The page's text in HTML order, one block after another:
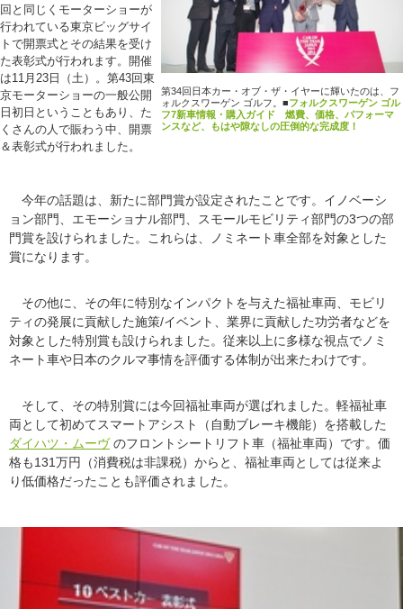
第34回日本カー・オブ・ザ・イヤーに輝いたのは、フ
ォルクスワーゲン ゴルフ。■フォルクスワーゲン ゴル
フ7新車情報・購入ガイド 燃費、価格、パフォーマ
ンスなど、もはや隙なしの圧倒的な完成度！
回と同じくモーターショーが
行われている東京ビッグサイ
トで開票式とその結果を受け
た表彰式が行われます。開催
は11月23日（土）。第43回東
京モーターショーの一般公開
日初日ということもあり、た
くさんの人で賑わう中、開票
＆表彰式が行われました。
今年の話題は、新たに部門賞が設定されたことです。イノベーシ
ョン部門、エモーショナル部門、スモールモビリティ部門の3つの部
門賞を設けられました。これらは、ノミネート車全部を対象とした
賞になります。
その他に、その年に特別なインパクトを与えた福祉車両、モビリ
ティの発展に貢献した施策/イベント、業界に貢献した功労者などを
対象とした特別賞も設けられました。従来以上に多様な視点でノミ
ネート車や日本のクルマ事情を評価する体制が出来たわけです。
そして、その特別賞には今回福祉車両が選ばれました。軽福祉車
両として初めてスマートアシスト（自動ブレーキ機能）を搭載した
ダイハツ・ムーヴのフロントシートリフト車（福祉車両）です。価
格も131万円（消費税は非課税）からと、福祉車両としては従来よ
り低価格だったことも評価されました。